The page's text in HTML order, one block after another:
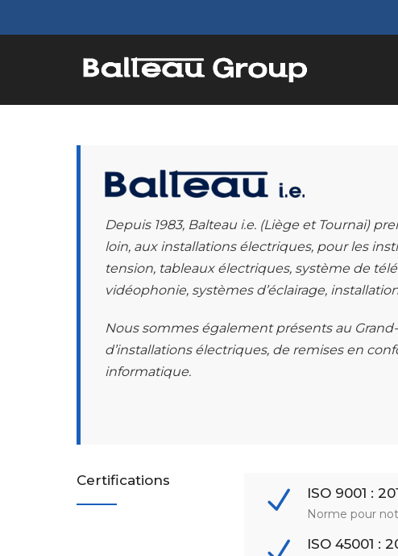
Depuis 1983, Balteau i.e. (Liège et Tournai)
loin, aux installations électriques, pour les
tension, tableaux électriques, système de
vidéophonie, systèmes d’éclairage,
Nous sommes également présents au
d’installations électriques, de remises en
informatique.
Certifications
ISO 9001 :
Norme pour
ISO 45001 :